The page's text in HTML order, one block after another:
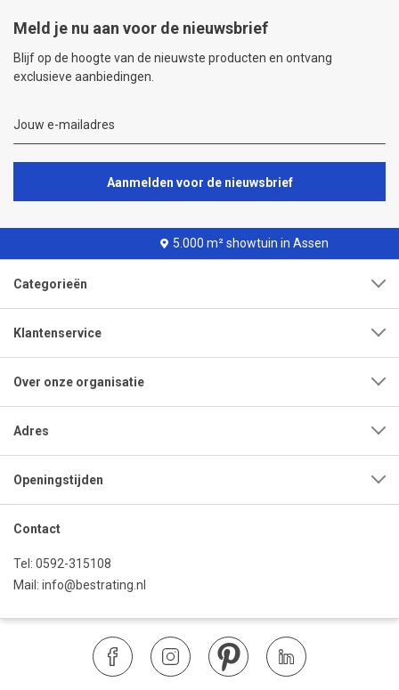
Meld je nu aan voor de nieuwsbrief
Blijf op de hoogte van de nieuwste producten en ontvang
exclusieve aanbiedingen.
Aanmelden voor de nieuwsbrief
5.000 m² showtuin in Assen
Categorieën
Klantenservice
Over onze organisatie
Adres
Openingstijden
Contact
Tel: 0592-315108
Mail: info@bestrating.nl